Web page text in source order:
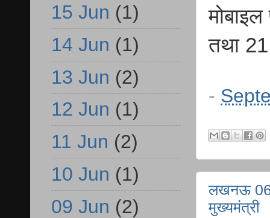
तथा
-
लखनऊ 06
मुख्यमंत्री
15 Jun (1)
14 Jun (1)
13 Jun (2)
12 Jun (1)
11 Jun (2)
10 Jun (1)
09 Jun (2)